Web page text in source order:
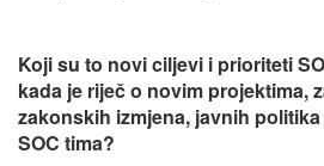
Koji su to novi ciljevi i prioriteti
kada je riječ o novim projektima,
zakonskih izmjena, javnih
SOC tima?